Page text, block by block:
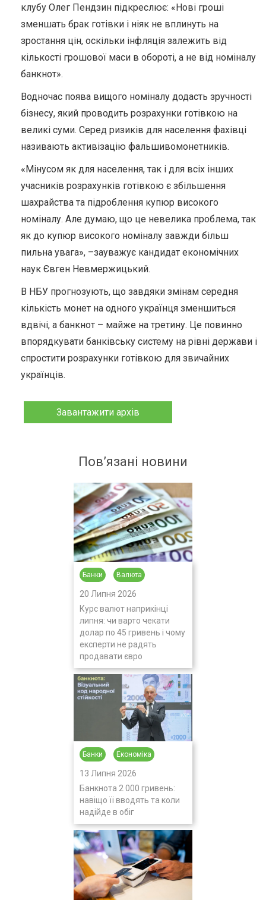
клубу Олег Пендзин підкреслює: «Нові гроші
зменшать брак готівки і ніяк не вплинуть на
зростання цін, оскільки інфляція залежить від
кількості грошової маси в обороті, а не від номіналу
банкнот».
Водночас поява вищого номіналу додасть зручності
бізнесу, який проводить розрахунки готівкою на
великі суми. Серед ризиків для населення фахівці
називають активізацію фальшивомонетників.
«Мінусом як для населення, так і для всіх інших
учасників розрахунків готівкою є збільшення
шахрайства та підроблення купюр високого
номіналу. Але думаю, що це невелика проблема, так
як до купюр високого номіналу завжди більш
пильна увага», –зауважує кандидат економічних
наук Євген Невмержицький.
В НБУ прогнозують, що завдяки змінам середня
кількість монет на одного українця зменшиться
вдвічі, а банкнот – майже на третину. Це повинно
впорядкувати банківську систему на рівні держави і
спростити розрахунки готівкою для звичайних
українців.
Завантажити архів
Пов’язані новини
Банки Валюта
20 Липня 2026
Курс валют наприкінці
липня: чи варто чекати
долар по 45 гривень і чому
експерти не радять
продавати євро
Банки Економіка
13 Липня 2026
Банкнота 2 000 гривень:
навіщо її вводять та коли
надійде в обіг